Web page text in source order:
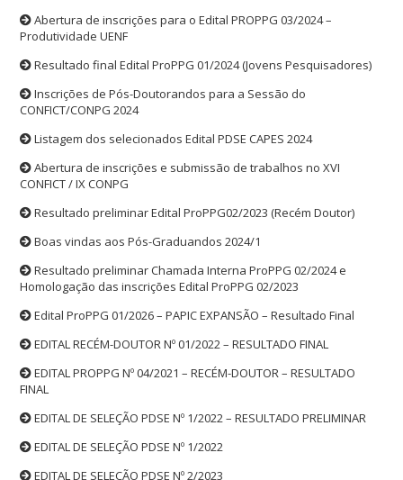
Abertura de inscrições para o Edital PROPPG 03/2024 –
Produtividade UENF
Resultado final Edital ProPPG 01/2024 (Jovens Pesquisadores)
Inscrições de Pós-Doutorandos para a Sessão do
CONFICT/CONPG 2024
Listagem dos selecionados Edital PDSE CAPES 2024
Abertura de inscrições e submissão de trabalhos no XVI
CONFICT / IX CONPG
Resultado preliminar Edital ProPPG02/2023 (Recém Doutor)
Boas vindas aos Pós-Graduandos 2024/1
Resultado preliminar Chamada Interna ProPPG 02/2024 e
Homologação das inscrições Edital ProPPG 02/2023
Edital ProPPG 01/2026 – PAPIC EXPANSÃO – Resultado Final
EDITAL RECÉM-DOUTOR Nº 01/2022 – RESULTADO FINAL
EDITAL PROPPG Nº 04/2021 – RECÉM-DOUTOR – RESULTADO
FINAL
EDITAL DE SELEÇÃO PDSE Nº 1/2022 – RESULTADO PRELIMINAR
EDITAL DE SELEÇÃO PDSE Nº 1/2022
EDITAL DE SELEÇÃO PDSE Nº 2/2023